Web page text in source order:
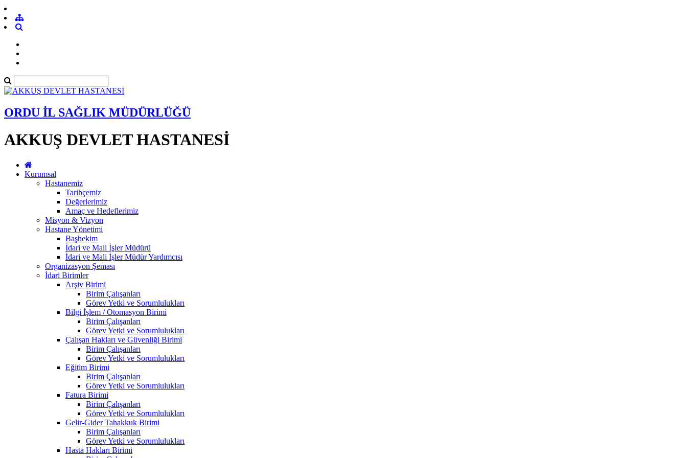
ORDU İL SAĞLIK MÜDÜRLÜĞÜ
AKKUŞ DEVLET HASTANESİ
Kurumsal
Hastanemiz
Tarihçemiz
Değerlerimiz
Amaç ve Hedeflerimiz
Misyon & Vizyon
Hastane Yönetimi
Başhekim
İdari ve Mali İşler Müdürü
İdari ve Mali İşler Müdür Yardımcısı
Organizasyon Şeması
İdari Birimler
Arşiv Birimi
Birim Çalışanları
Görev Yetki ve Sorumlulukları
Bilgi İşlem / Otomasyon Birimi
Birim Çalışanları
Görev Yetki ve Sorumlulukları
Çalışan Hakları ve Güvenliği Birimi
Birim Çalışanları
Görev Yetki ve Sorumlulukları
Eğitim Birimi
Birim Çalışanları
Görev Yetki ve Sorumlulukları
Fatura Birimi
Birim Çalışanları
Görev Yetki ve Sorumlulukları
Gelir-Gider Tahakkuk Birimi
Birim Çalışanları
Görev Yetki ve Sorumlulukları
Hasta Hakları Birimi